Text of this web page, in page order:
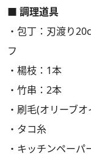
■ 調理道具
・包丁：刃渡り
フ
・楊枝：1本
・竹串：2本
・刷毛(オリーブ
・タコ糸
・キッチンペーパ